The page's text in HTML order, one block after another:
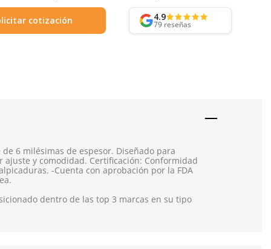
cotización 4.9
79 reseñas
6 milésimas de espesor. Diseñado para
y comodidad. Certificación: Conformidad
-Cuenta con aprobación por la FDA
dentro de las top 3 marcas en su tipo